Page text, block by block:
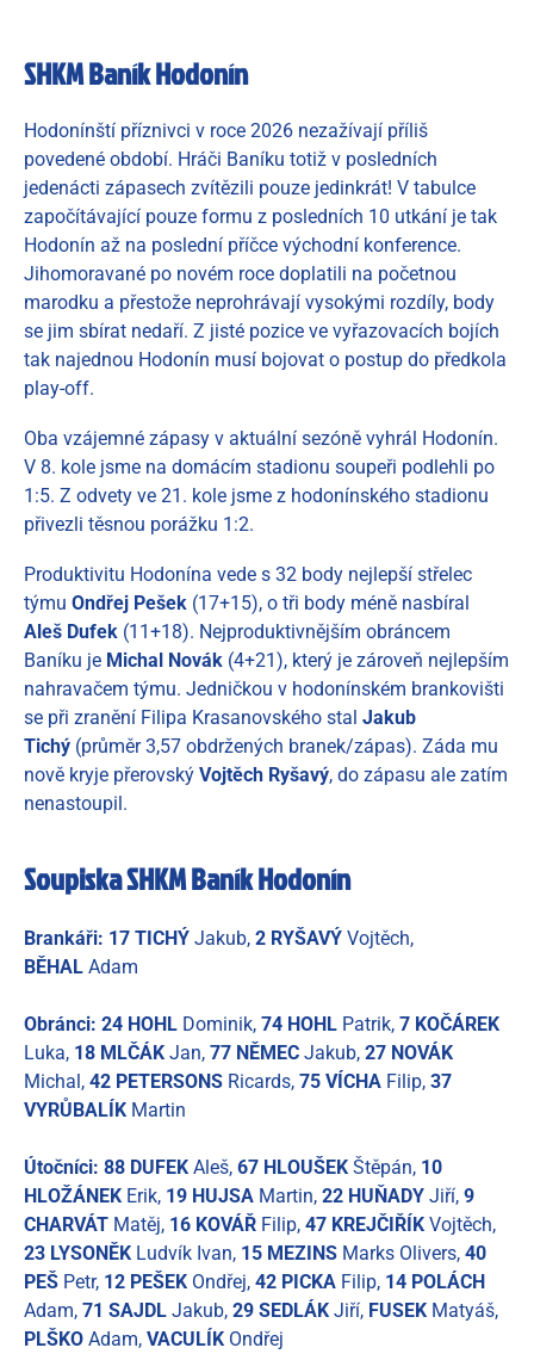
SHKM Baník Hodonín
Hodonínští příznivci v roce 2026 nezažívají příliš
povedené období. Hráči Baníku totiž v posledních
jedenácti zápasech zvítězili pouze jedinkrát! V tabulce
započítávající pouze formu z posledních 10 utkání je tak
Hodonín až na poslední příčce východní konference.
Jihomoravané po novém roce doplatili na početnou
marodku a přestože neprohrávají vysokými rozdíly, body
se jim sbírat nedaří. Z jisté pozice ve vyřazovacích bojích
tak najednou Hodonín musí bojovat o postup do předkola
play-off.
Oba vzájemné zápasy v aktuální sezóně vyhrál Hodonín.
V 8. kole jsme na domácím stadionu soupeři podlehli po
1:5. Z odvety ve 21. kole jsme z hodonínského stadionu
přivezli těsnou porážku 1:2.
Produktivitu Hodonína vede s 32 body nejlepší střelec
týmu Ondřej Pešek (17+15), o tři body méně nasbíral
Aleš Dufek (11+18). Nejproduktivnějším obráncem
Baníku je Michal Novák (4+21), který je zároveň nejlepším
nahravačem týmu. Jedničkou v hodonínském brankovišti
se při zranění Filipa Krasanovského stal Jakub
Tichý (průměr 3,57 obdržených branek/zápas). Záda mu
nově kryje přerovský Vojtěch Ryšavý, do zápasu ale zatím
nenastoupil.
Soupiska SHKM Baník Hodonín
Brankáři: 17 TICHÝ Jakub, 2 RYŠAVÝ Vojtěch,
BĚHAL Adam
Obránci: 24 HOHL Dominik, 74 HOHL Patrik, 7 KOČÁREK
Luka, 18 MLČÁK Jan, 77 NĚMEC Jakub, 27 NOVÁK
Michal, 42 PETERSONS Ricards, 75 VÍCHA Filip, 37
VYRŮBALÍK Martin
Útočníci: 88 DUFEK Aleš, 67 HLOUŠEK Štěpán, 10
HLOŽÁNEK Erik, 19 HUJSA Martin, 22 HUŇADY Jiří, 9
CHARVÁT Matěj, 16 KOVÁŘ Filip, 47 KREJČIŘÍK Vojtěch,
23 LYSONĚK Ludvík Ivan, 15 MEZINS Marks Olivers, 40
PEŠ Petr, 12 PEŠEK Ondřej, 42 PICKA Filip, 14 POLÁCH
Adam, 71 SAJDL Jakub, 29 SEDLÁK Jiří, FUSEK Matyáš,
PLŠKO Adam, VACULÍK Ondřej